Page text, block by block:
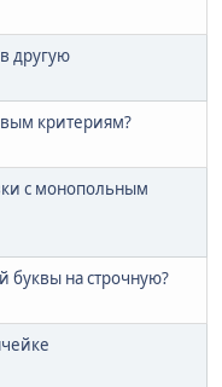
другую
критериям?
с монопольным
буквы на строчную?